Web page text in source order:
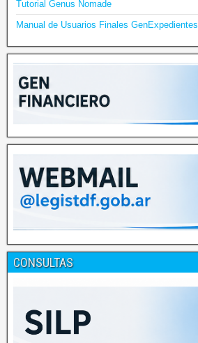
Tutorial Genus Nomade
Manual de Usuarios Finales GenExpedientes
CONSULTAS